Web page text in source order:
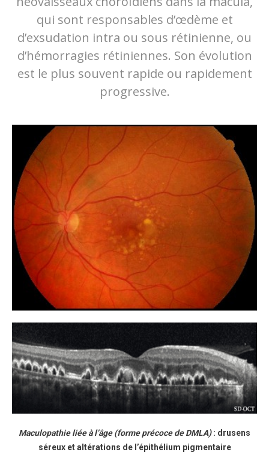
qui sont responsables d’œdème et
d’exsudation intra ou sous rétinienne, ou
d’hémorragies rétiniennes. Son évolution
est le plus souvent rapide ou rapidement
progressive.
Maculopathie liée à l’âge (forme précoce de DMLA): drusens
séreux et altérations de l’épithélium pigmentaire